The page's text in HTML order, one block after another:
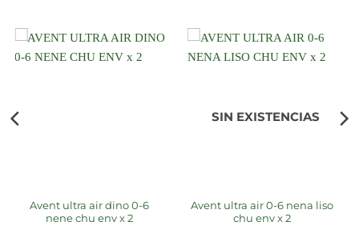
avent ultra air dino 0-6
nene chu env x 2
SIN EXISTENCIAS
avent ultra air 0-6 nena liso
chu env x 2